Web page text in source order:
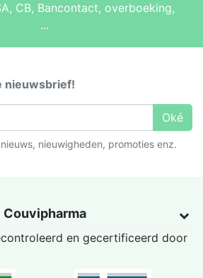
CB, Bancontact, overboeking,
...
nieuwsbrief!
Oké
nieuwigheden, promoties enz.
Couvipharma
en gecertificeerd door